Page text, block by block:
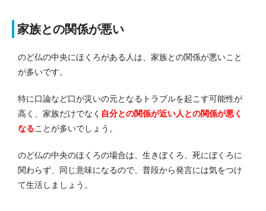
家族との関係が悪い
のど仏の中央にほくろがある人は、家族との関係が悪いこと
が多いです。
特に口論など口が災いの元となるトラブルを起こす可能性が
高く、家族だけでなく 自分との関係が近い人との関係が悪く
なることが多いでしょう。
のど仏の中央のほくろの場合は、生きぼくろ、死にぼくろに
関わらず、同じ意味になるので、普段から発言には気をつけ
て生活しましょう。